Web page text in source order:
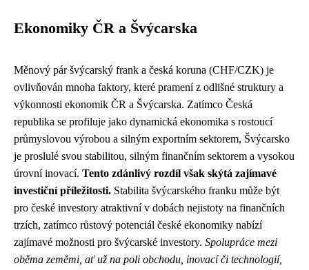
Ekonomiky ČR a Švýcarska
Měnový pár švýcarský frank a česká koruna (CHF/CZK) je
ovlivňován mnoha faktory, které pramení z odlišné struktury a
výkonnosti ekonomik ČR a Švýcarska. Zatímco Česká
republika se profiluje jako dynamická ekonomika s rostoucí
průmyslovou výrobou a silným exportním sektorem, Švýcarsko
je proslulé svou stabilitou, silným finančním sektorem a vysokou
úrovní inovací. Tento zdánlivý rozdíl však skýtá zajímavé
investiční příležitosti. Stabilita švýcarského franku může být
pro české investory atraktivní v dobách nejistoty na finančních
trzích, zatímco růstový potenciál české ekonomiky nabízí
zajímavé možnosti pro švýcarské investory. Spolupráce mezi
oběma zeměmi, ať už na poli obchodu, inovací či technologií,